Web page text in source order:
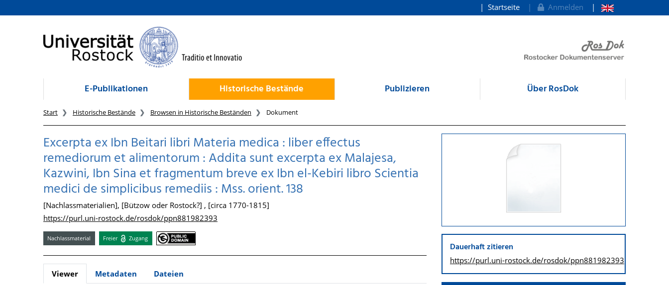
zum Inhalt
Startseite Anmelden
E-Publikationen Historische Bestände Publizieren Über RosDok
Start Historische Bestände Browsen in Historische Beständen Dokument
Excerpta ex Ibn Beitari libri Materia medica : liber effectus
remediorum et alimentorum : Addita sunt excerpta ex Malajesa,
Kazwini, Ibn Sina et fragmentum breve ex Ibn el-Kebiri libro Scientia
medici de simplicibus remediis : Mss. orient. 138
[Nachlassmaterialien], [Bützow oder Rostock?] , [circa 1770-1815]
https://purl.uni-rostock.de/rosdok/ppn881982393
Nachlassmaterial Freier Zugang
Viewer Metadaten Dateien
Dauerhaft zitieren
https://purl.uni-rostock.de/rosdok/ppn881982393